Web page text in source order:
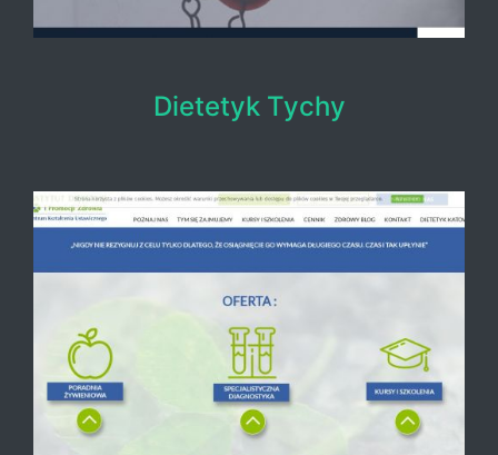
Dietetyk Tychy